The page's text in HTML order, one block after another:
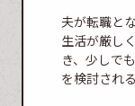
夫が転職と
生活が厳し
き、少しで
を検討され